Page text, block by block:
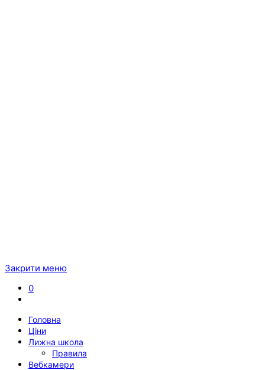
Закрити меню
0
Головна
Ціни
Лижна школа
Правила
Вебкамери